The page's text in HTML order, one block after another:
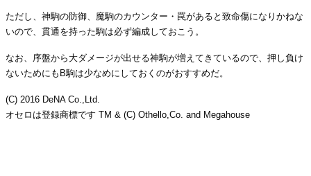
ただし、神駒の防御、魔駒のカウンター・罠があると致命傷になりかねな
いので、貫通を持った駒は必ず編成しておこう。
なお、序盤から大ダメージが出せる神駒が増えてきているので、押し負け
ないためにもB駒は少なめにしておくのがおすすめだ。
(C) 2016 DeNA Co.,Ltd.
オセロは登録商標です TM & (C) Othello,Co. and Megahouse